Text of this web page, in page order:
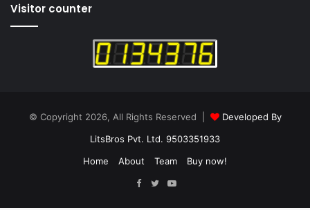
Visitor counter
© Copyright 2026, All Rights Reserved |
Developed By
LitsBros Pvt. Ltd. 9503351933
Home
About Team
Buy now!
Facebook
TwitterYouTube